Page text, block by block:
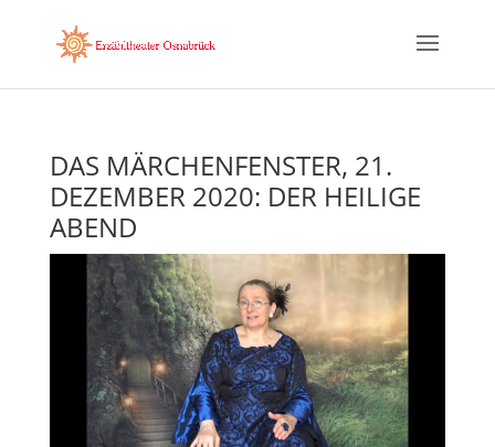
DAS MÄRCHENFENSTER, 21.
DEZEMBER 2020: DER HEILIGE
ABEND